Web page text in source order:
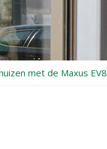
met de Maxus